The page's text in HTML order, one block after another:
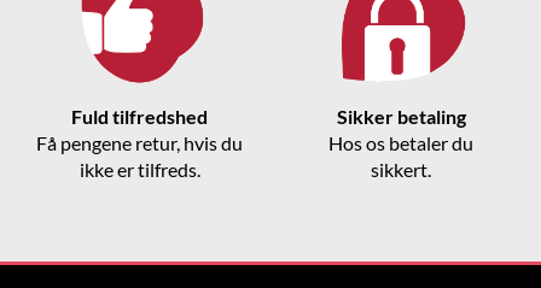
Fuld tilfredshed
Få pengene retur, hvis du
ikke er tilfreds.
Sikker betaling
Hos os betaler du
sikkert.